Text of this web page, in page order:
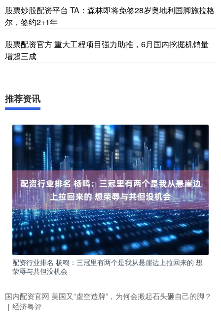
股票炒股配资平台 TA：森林即将免签28岁奥地利国脚施拉格
尔，签约2+1年
股票配资官方 重大工程项目强力助推，6月国内挖掘机销量
增超三成
推荐资讯
配资行业排名 杨鸣：三冠里有两个是我从悬崖边上拉回来的 想
荣辱与共但没机会
国内配资官网 美国又“虚空造牌”，为何会搬起石头砸自己的脚？
｜经济粤评